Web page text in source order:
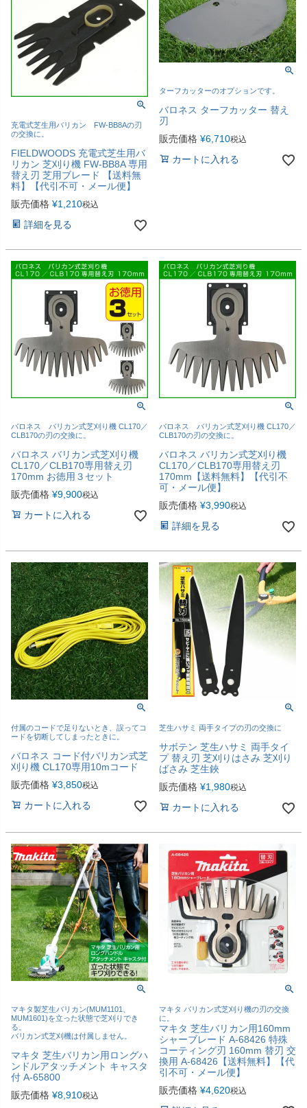
充電式芝生用バリカン FW-BB8Aの刃
の交換に。
FIELDWOODS 充電式芝生用バ
リカン 芝刈り機 FW-BB8A 専用
替え刃 芝用ブレード 【送料無
料】【代引不可・メール便】
販売価格 ¥1,210税込
詳細を見る
ターフカッターのオプションです。
バロネス ターフカッター 替え
刃
販売価格 ¥6,710税込
カートに入れる
バロネス バリカン式芝刈り機 CL170／
CLB170の刃の交換に。
バロネス バリカン式芝刈り機
CL170／CLB170専用替え刃
170mm お徳用３セット
販売価格 ¥9,900税込
カートに入れる
バロネス バリカン式芝刈り機 CL170／
CLB170の刃の交換に。
バロネス バリカン式芝刈り機
CL170／CLB170専用替え刃
170mm【送料無料】【代引不
可・メール便】
販売価格 ¥3,990税込
詳細を見る
付属のコードで足りないとき、誤ってコ
ードを切断してしまったときに。
バロネス コード付バリカン式芝
刈り機 CL170専用10mコード
販売価格 ¥3,850税込
カートに入れる
芝生ハサミ 両手タイプの刃の交換に
サボテン 芝生ハサミ 両手タイ
プ 替え刃 芝刈りはさみ 芝刈り
ばさみ 芝生鋏
販売価格 ¥1,980税込
カートに入れる
マキタ製芝生バリカン(MUM1101、
MUM1601)を立った状態で芝刈りでき
る。
バリカン式芝刈機は付属しません。
マキタ 芝生バリカン用ロングハ
ンドルアタッチメント キャスタ
付 A-65800
販売価格 ¥8,910税込
マキタ バリカン式芝刈り機の刃の交換
に。
マキタ 芝生バリカン用160mm
シャーブレード A-68426 特殊
コーティング刃 160mm 替刃 交
換用 A-68426【送料無料】【代
引不可・メール便】
販売価格 ¥4,620税込